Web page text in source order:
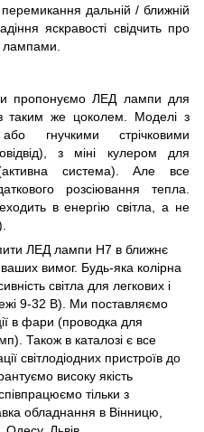
дальній / ближній
яскравості свідчить про
лампами.
пропонуємо ЛЕД лампи для
таким же цоколем. Моделі з
гнучкими стрічковими
з міні кулером для
система). Але все
розсіювання тепла.
в енергію світла, а не
ЛЕД лампи H7 в ближнє
ваших вимог. Будь-яка колірна
світла для легкових і
9-32 В). Ми поставляємо
в фари (проводка для
Також в каталозі є все
світлодіодних пристроїв до
високу якість
тільки з
обладнання в Вінницю,